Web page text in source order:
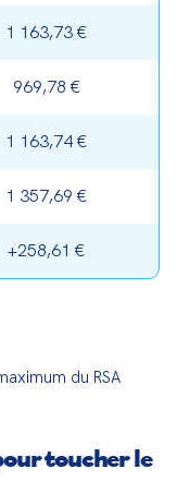
1 163,73 €
969,78 €
1 163,74 €
1 357,69 €
+258,61 €
du RSA
toucher le